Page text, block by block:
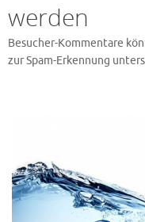
werden
Besucher-Kommentare
zur Spam-Erkennung